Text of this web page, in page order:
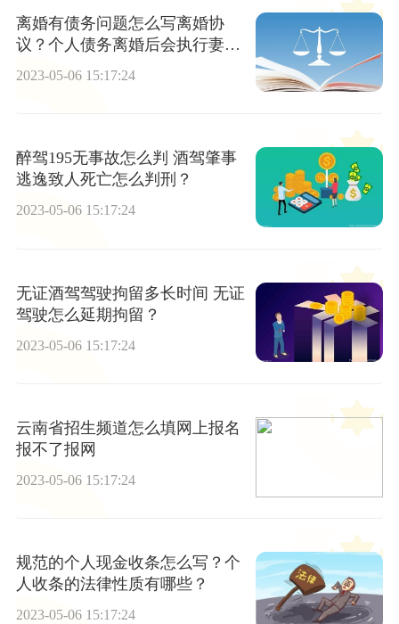
离婚有债务问题怎么写离婚协
议？个人债务离婚后会执行妻子
2023-05-06 15:17:24
醉驾195无事故怎么判 酒驾肇事
逃逸致人死亡怎么判刑？
2023-05-06 15:17:24
无证酒驾驾驶拘留多长时间 无证
驾驶怎么延期拘留？
2023-05-06 15:17:24
云南省招生频道怎么填网上报名
报不了报网
2023-05-06 15:17:24
规范的个人现金收条怎么写？个
人收条的法律性质有哪些？
2023-05-06 15:17:24